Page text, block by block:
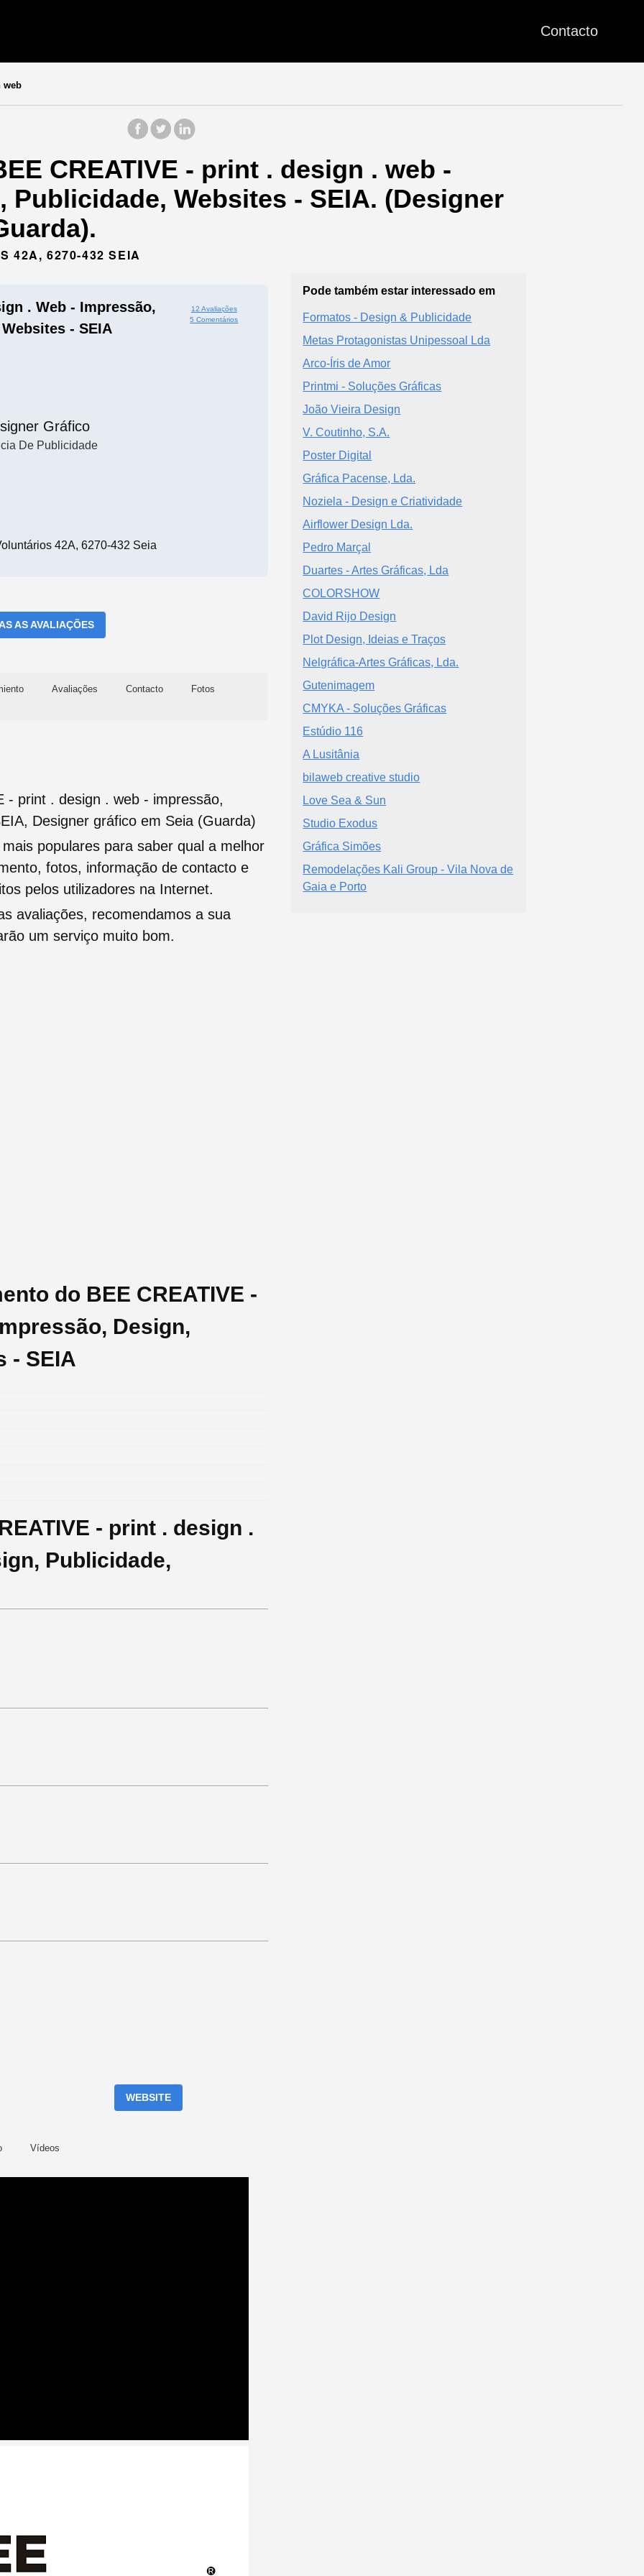
Contacto
web
CREATIVE - print . design . web -
Publicidade, Websites - SEIA. (Designer
42A, 6270-432 SEIA
. Web - Impressão,
- SEIA
12 Avaliações
5 Comentários
Gráfico
De Publicidade
42A, 6270-432 Seia
AS AVALIAÇÕES
Avaliações Contacto Fotos
- print . design . web - impressão,
Designer gráfico em Seia (Guarda)
populares para saber qual a melhor
fotos, informação de contacto e
pelos utilizadores na Internet.
avaliações, recomendamos a sua
um serviço muito bom.
do BEE CREATIVE -
Design,
- SEIA
- print . design .
Publicidade,
WEBSITE
Vídeos
Pode também estar interessado em
Formatos - Design & Publicidade
Metas Protagonistas Unipessoal Lda
Arco-Íris de Amor
Printmi - Soluções Gráficas
João Vieira Design
V. Coutinho, S.A.
Poster Digital
Gráfica Pacense, Lda.
Noziela - Design e Criatividade
Airflower Design Lda.
Pedro Marçal
Duartes - Artes Gráficas, Lda
COLORSHOW
David Rijo Design
Plot Design, Ideias e Traços
Nelgráfica-Artes Gráficas, Lda.
Gutenimagem
CMYKA - Soluções Gráficas
Estúdio 116
A Lusitânia
bilaweb creative studio
Love Sea & Sun
Studio Exodus
Gráfica Simões
Remodelações Kali Group - Vila Nova de
Gaia e Porto